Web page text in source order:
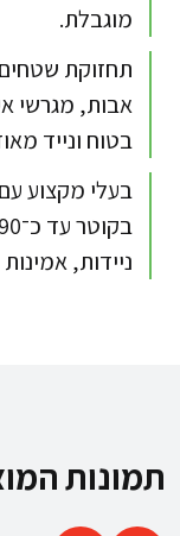
מוגבלת.​​
תחזוקת
אבות, מגרשי
בטוח ונייד
בעלי מקצוע
ניידות,
תמונות